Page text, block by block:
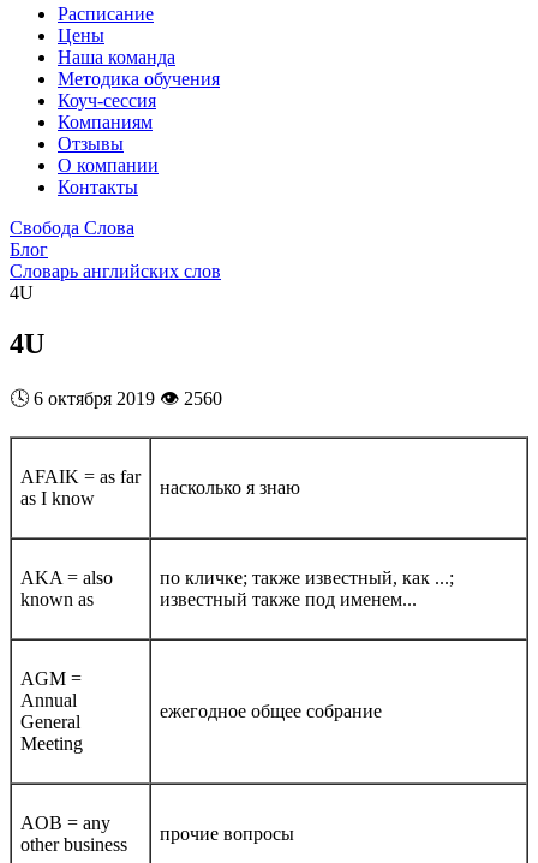
Расписание
Цены
Наша команда
Методика обучения
Коуч-сессия
Компаниям
Отзывы
О компании
Контакты
Свобода Слова
Блог
Словарь английских слов
4U
4U
🕓 6 октября 2019 👁️ 2560
AFAIK = as far
as I know
насколько я знаю
AKA = also
known as
по кличке; также известный, как ...;
известный также под именем...
AGM =
Annual
General
Meeting
ежегодное общее собрание
AOB = any
other business
прочие вопросы